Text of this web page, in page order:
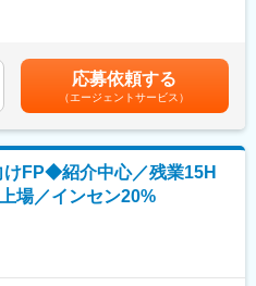
期的に成果を上げながら働きやすさ
務
へのライフプラン設計およびFP相談
に関する提案および各種手続き支援
および紹介案件獲得のための連携強
担当と密接に連携しながら業務を推
与：年2回（6、12月）※業績連動型
であり、選考を通じて上下する可能
定手当を含めた表記です。
応募依頼する
（エージェントサービス）
けFP◆紹介中心／残業15H
場／インセン20%